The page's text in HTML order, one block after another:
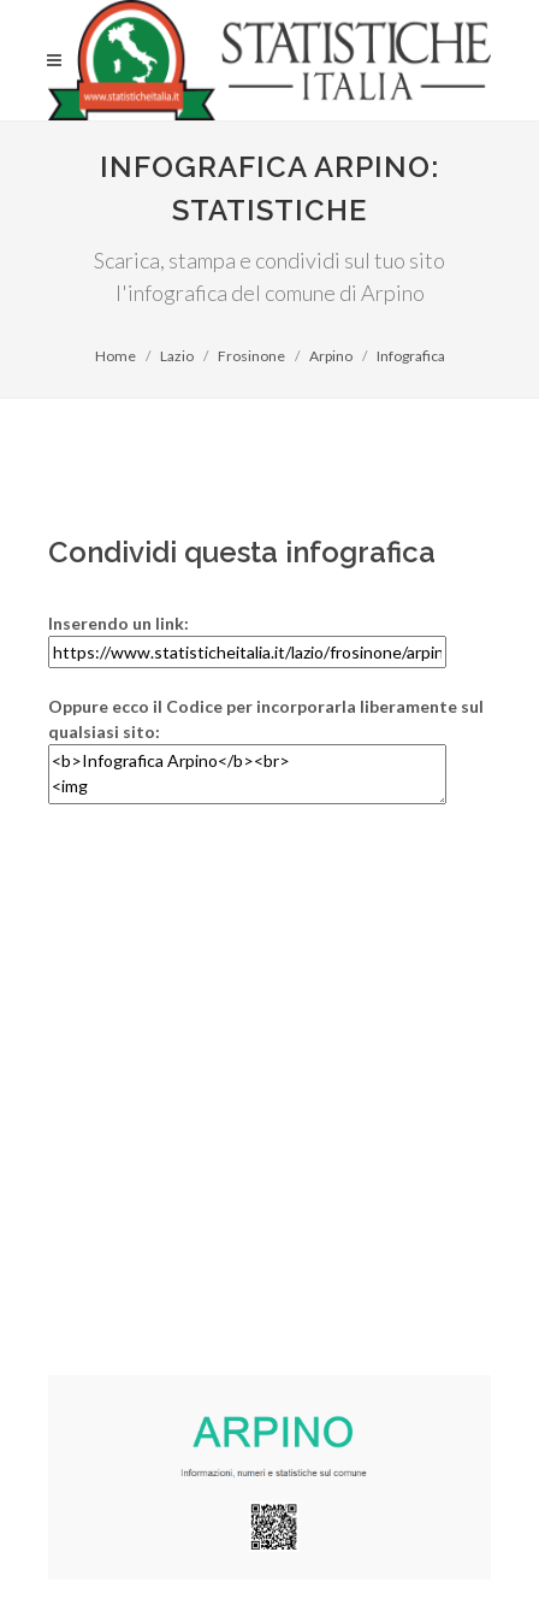
INFOGRAFICA ARPINO:
STATISTICHE
Scarica, stampa e condividi sul tuo sito
l'infografica del comune di Arpino
Home Lazio Frosinone Arpino Infografica
Condividi questa infografica
Inserendo un link:
Oppure ecco il Codice per incorporarla liberamente sul
qualsiasi sito: